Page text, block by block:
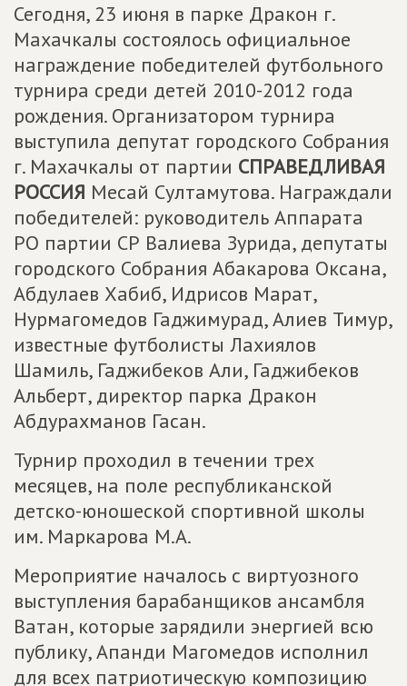
Сегодня, 23 июня в парке Дракон г.
Махачкалы состоялось официальное
награждение победителей футбольного
турнира среди детей 2010-2012 года
рождения. Организатором турнира
выступила депутат городского Собрания
г. Махачкалы от партии СПРАВЕДЛИВАЯ
РОССИЯ Месай Султамутова. Награждали
победителей: руководитель Аппарата
РО партии СР Валиева Зурида, депутаты
городского Собрания Абакарова Оксана,
Абдулаев Хабиб, Идрисов Марат,
Нурмагомедов Гаджимурад, Алиев Тимур,
известные футболисты Лахиялов
Шамиль, Гаджибеков Али, Гаджибеков
Альберт, директор парка Дракон
Абдурахманов Гасан.
Турнир проходил в течении трех
месяцев, на поле республиканской
детско-юношеской спортивной школы
им. Маркарова М.А.
Мероприятие началось с виртуозного
выступления барабанщиков ансамбля
Ватан, которые зарядили энергией всю
публику, Апанди Магомедов исполнил
для всех патриотическую композицию